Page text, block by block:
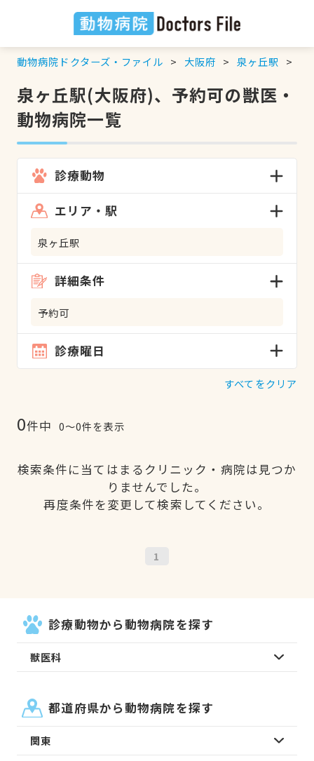
動物病院ドクターズ・ファイル 大阪府 泉ヶ丘駅
泉ヶ丘駅(大阪府)、予約可の獣医・
動物病院一覧
診療動物
エリア・駅
泉ヶ丘駅
詳細条件
予約可
診療曜日
すべてをクリア
0件中 0〜0件を表示
検索条件に当てはまるクリニック・病院は見つか
りませんでした。
再度条件を変更して検索してください。
1
診療動物から動物病院を探す
獣医科
都道府県から動物病院を探す
関東